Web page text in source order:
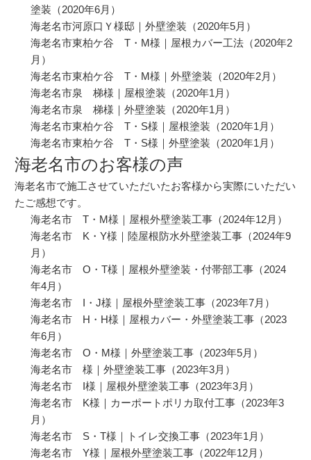
塗装 （2020年6月）
海老名市河原口Ｙ様邸｜外壁塗装 （2020年5月）
海老名市東柏ケ谷 T・M様｜屋根カバー工法 （2020年2
月）
海老名市東柏ケ谷 T・M様｜外壁塗装 （2020年2月）
海老名市泉 梯様｜屋根塗装 （2020年1月）
海老名市泉 梯様｜外壁塗装 （2020年1月）
海老名市東柏ケ谷 T・S様｜屋根塗装 （2020年1月）
海老名市東柏ケ谷 T・S様｜外壁塗装 （2020年1月）
海老名市のお客様の声
海老名市で施工させていただいたお客様から実際にいただい
たご感想です。
海老名市 T・M様｜屋根外壁塗装工事 （2024年12月）
海老名市 K・Y様｜陸屋根防水外壁塗装工事 （2024年9
月）
海老名市 O・T様｜屋根外壁塗装・付帯部工事 （2024
年4月）
海老名市 I・J様｜屋根外壁塗装工事 （2023年7月）
海老名市 H・H様｜屋根カバー・外壁塗装工事 （2023
年6月）
海老名市 O・M様｜外壁塗装工事 （2023年5月）
海老名市 様｜外壁塗装工事 （2023年3月）
海老名市 I様｜屋根外壁塗装工事 （2023年3月）
海老名市 K様｜カーポートポリカ取付工事 （2023年3
月）
海老名市 S・T様｜トイレ交換工事 （2023年1月）
海老名市 Y様｜屋根外壁塗装工事 （2022年12月）